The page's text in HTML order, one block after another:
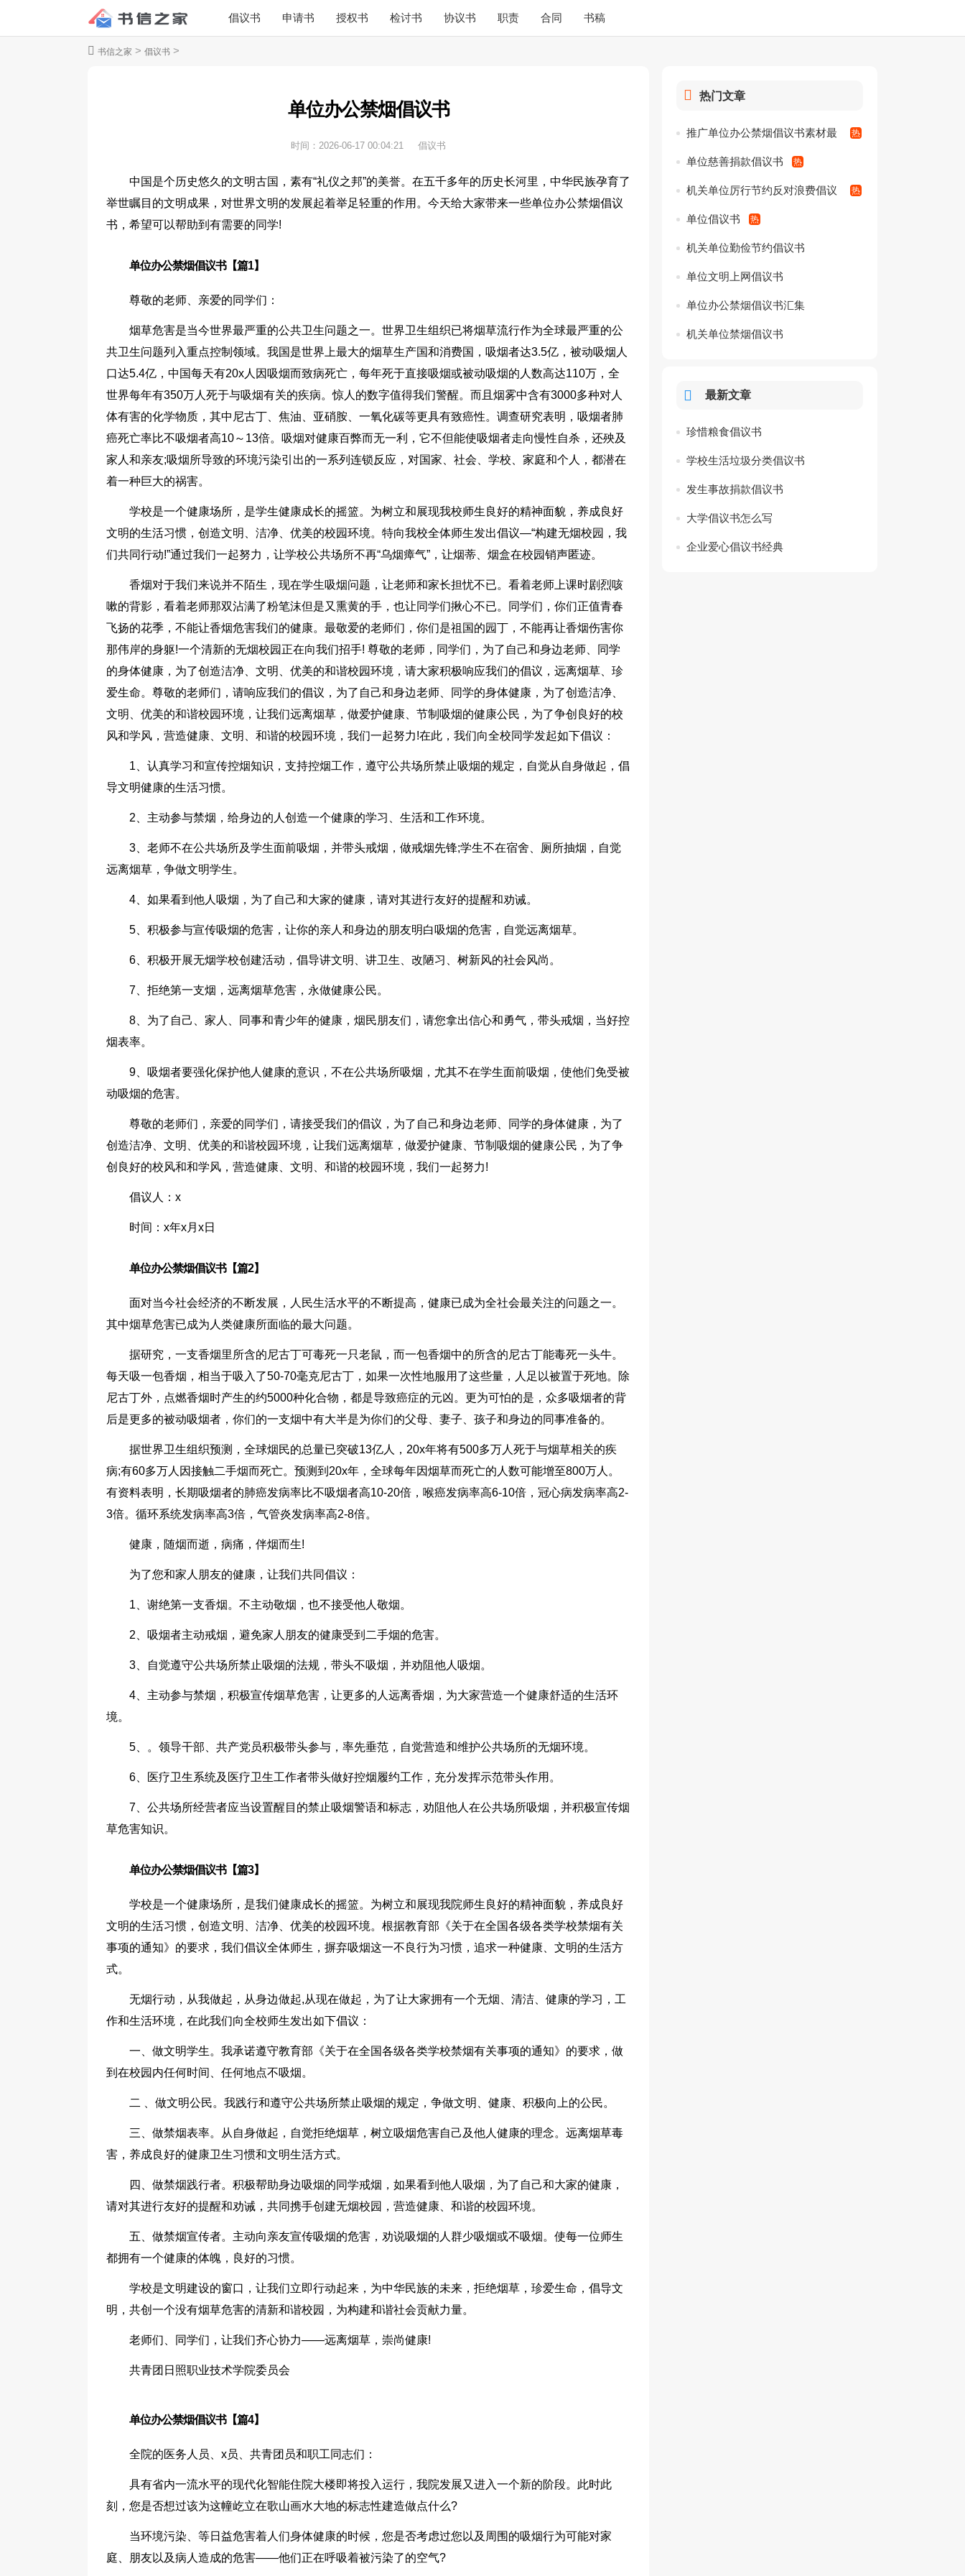
倡议书 申请书 授权书 检讨书 协议书 职责 合同 书稿
书信之家 > 倡议书 >
单位办公禁烟倡议书
时间： 2026-06-17 00:04:21 倡议书
中国是个历史悠久的文明古国，素有“礼仪之邦”的美誉。在五千多年的历史长河里，中华民族孕育了
举世瞩目的文明成果，对世界文明的发展起着举足轻重的作用。今天给大家带来一些单位办公禁烟倡议
书，希望可以帮助到有需要的同学!
单位办公禁烟倡议书【篇1】
尊敬的老师、亲爱的同学们：
烟草危害是当今世界最严重的公共卫生问题之一。世界卫生组织已将烟草流行作为全球最严重的公
共卫生问题列入重点控制领域。我国是世界上最大的烟草生产国和消费国，吸烟者达3.5亿，被动吸烟人
口达5.4亿，中国每天有20x人因吸烟而致病死亡，每年死于直接吸烟或被动吸烟的人数高达110万，全
世界每年有350万人死于与吸烟有关的疾病。惊人的数字值得我们警醒。而且烟雾中含有3000多种对人
体有害的化学物质，其中尼古丁、焦油、亚硝胺、一氧化碳等更具有致癌性。调查研究表明，吸烟者肺
癌死亡率比不吸烟者高10～13倍。吸烟对健康百弊而无一利，它不但能使吸烟者走向慢性自杀，还殃及
家人和亲友;吸烟所导致的环境污染引出的一系列连锁反应，对国家、社会、学校、家庭和个人，都潜在
着一种巨大的祸害。
学校是一个健康场所，是学生健康成长的摇篮。为树立和展现我校师生良好的精神面貌，养成良好
文明的生活习惯，创造文明、洁净、优美的校园环境。特向我校全体师生发出倡议—“构建无烟校园，我
们共同行动!”通过我们一起努力，让学校公共场所不再“乌烟瘴气”，让烟蒂、烟盒在校园销声匿迹。
香烟对于我们来说并不陌生，现在学生吸烟问题，让老师和家长担忧不已。看着老师上课时剧烈咳
嗽的背影，看着老师那双沾满了粉笔沫但是又熏黄的手，也让同学们揪心不已。同学们，你们正值青春
飞扬的花季，不能让香烟危害我们的健康。最敬爱的老师们，你们是祖国的园丁，不能再让香烟伤害你
那伟岸的身躯!一个清新的无烟校园正在向我们招手! 尊敬的老师，同学们，为了自己和身边老师、同学
的身体健康，为了创造洁净、文明、优美的和谐校园环境，请大家积极响应我们的倡议，远离烟草、珍
爱生命。尊敬的老师们，请响应我们的倡议，为了自己和身边老师、同学的身体健康，为了创造洁净、
文明、优美的和谐校园环境，让我们远离烟草，做爱护健康、节制吸烟的健康公民，为了争创良好的校
风和学风，营造健康、文明、和谐的校园环境，我们一起努力!在此，我们向全校同学发起如下倡议：
1、认真学习和宣传控烟知识，支持控烟工作，遵守公共场所禁止吸烟的规定，自觉从自身做起，倡
导文明健康的生活习惯。
2、主动参与禁烟，给身边的人创造一个健康的学习、生活和工作环境。
3、老师不在公共场所及学生面前吸烟，并带头戒烟，做戒烟先锋;学生不在宿舍、厕所抽烟，自觉
远离烟草，争做文明学生。
4、如果看到他人吸烟，为了自己和大家的健康，请对其进行友好的提醒和劝诫。
5、积极参与宣传吸烟的危害，让你的亲人和身边的朋友明白吸烟的危害，自觉远离烟草。
6、积极开展无烟学校创建活动，倡导讲文明、讲卫生、改陋习、树新风的社会风尚。
7、拒绝第一支烟，远离烟草危害，永做健康公民。
8、为了自己、家人、同事和青少年的健康，烟民朋友们，请您拿出信心和勇气，带头戒烟，当好控
烟表率。
9、吸烟者要强化保护他人健康的意识，不在公共场所吸烟，尤其不在学生面前吸烟，使他们免受被
动吸烟的危害。
尊敬的老师们，亲爱的同学们，请接受我们的倡议，为了自己和身边老师、同学的身体健康，为了
创造洁净、文明、优美的和谐校园环境，让我们远离烟草，做爱护健康、节制吸烟的健康公民，为了争
创良好的校风和和学风，营造健康、文明、和谐的校园环境，我们一起努力!
倡议人：x
时间：x年x月x日
单位办公禁烟倡议书【篇2】
面对当今社会经济的不断发展，人民生活水平的不断提高，健康已成为全社会最关注的问题之一。
其中烟草危害已成为人类健康所面临的最大问题。
据研究，一支香烟里所含的尼古丁可毒死一只老鼠，而一包香烟中的所含的尼古丁能毒死一头牛。
每天吸一包香烟，相当于吸入了50-70毫克尼古丁，如果一次性地服用了这些量，人足以被置于死地。除
尼古丁外，点燃香烟时产生的约5000种化合物，都是导致癌症的元凶。更为可怕的是，众多吸烟者的背
后是更多的被动吸烟者，你们的一支烟中有大半是为你们的父母、妻子、孩子和身边的同事准备的。
据世界卫生组织预测，全球烟民的总量已突破13亿人，20x年将有500多万人死于与烟草相关的疾
病;有60多万人因接触二手烟而死亡。预测到20x年，全球每年因烟草而死亡的人数可能增至800万人。
有资料表明，长期吸烟者的肺癌发病率比不吸烟者高10-20倍，喉癌发病率高6-10倍，冠心病发病率高2-
3倍。循环系统发病率高3倍，气管炎发病率高2-8倍。
健康，随烟而逝，病痛，伴烟而生!
为了您和家人朋友的健康，让我们共同倡议：
1、谢绝第一支香烟。不主动敬烟，也不接受他人敬烟。
2、吸烟者主动戒烟，避免家人朋友的健康受到二手烟的危害。
3、自觉遵守公共场所禁止吸烟的法规，带头不吸烟，并劝阻他人吸烟。
4、主动参与禁烟，积极宣传烟草危害，让更多的人远离香烟，为大家营造一个健康舒适的生活环
境。
5、。领导干部、共产党员积极带头参与，率先垂范，自觉营造和维护公共场所的无烟环境。
6、医疗卫生系统及医疗卫生工作者带头做好控烟履约工作，充分发挥示范带头作用。
7、公共场所经营者应当设置醒目的禁止吸烟警语和标志，劝阻他人在公共场所吸烟，并积极宣传烟
草危害知识。
单位办公禁烟倡议书【篇3】
学校是一个健康场所，是我们健康成长的摇篮。为树立和展现我院师生良好的精神面貌，养成良好
文明的生活习惯，创造文明、洁净、优美的校园环境。根据教育部《关于在全国各级各类学校禁烟有关
事项的通知》的要求，我们倡议全体师生，摒弃吸烟这一不良行为习惯，追求一种健康、文明的生活方
式。
无烟行动，从我做起，从身边做起,从现在做起，为了让大家拥有一个无烟、清洁、健康的学习，工
作和生活环境，在此我们向全校师生发出如下倡议：
一、做文明学生。我承诺遵守教育部《关于在全国各级各类学校禁烟有关事项的通知》的要求，做
到在校园内任何时间、任何地点不吸烟。
二 、做文明公民。我践行和遵守公共场所禁止吸烟的规定，争做文明、健康、积极向上的公民。
三、做禁烟表率。从自身做起，自觉拒绝烟草，树立吸烟危害自己及他人健康的理念。远离烟草毒
害，养成良好的健康卫生习惯和文明生活方式。
四、做禁烟践行者。积极帮助身边吸烟的同学戒烟，如果看到他人吸烟，为了自己和大家的健康，
请对其进行友好的提醒和劝诫，共同携手创建无烟校园，营造健康、和谐的校园环境。
五、做禁烟宣传者。主动向亲友宣传吸烟的危害，劝说吸烟的人群少吸烟或不吸烟。使每一位师生
都拥有一个健康的体魄，良好的习惯。
学校是文明建设的窗口，让我们立即行动起来，为中华民族的未来，拒绝烟草，珍爱生命，倡导文
明，共创一个没有烟草危害的清新和谐校园，为构建和谐社会贡献力量。
老师们、同学们，让我们齐心协力——远离烟草，崇尚健康!
共青团日照职业技术学院委员会
单位办公禁烟倡议书【篇4】
全院的医务人员、x员、共青团员和职工同志们：
具有省内一流水平的现代化智能住院大楼即将投入运行，我院发展又进入一个新的阶段。此时此
刻，您是否想过该为这幢屹立在歌山画水大地的标志性建造做点什么?
当环境污染、等日益危害着人们身体健康的时候，您是否考虑过您以及周围的吸烟行为可能对家
庭、朋友以及病人造成的危害——他们正在呼吸着被污染了的空气?
热门文章
推广单位办公禁烟倡议书素材最
全
单位慈善捐款倡议书
机关单位厉行节约反对浪费倡议
书
单位倡议书
机关单位勤俭节约倡议书
单位文明上网倡议书
单位办公禁烟倡议书汇集
机关单位禁烟倡议书
最新文章
珍惜粮食倡议书
学校生活垃圾分类倡议书
发生事故捐款倡议书
大学倡议书怎么写
企业爱心倡议书经典